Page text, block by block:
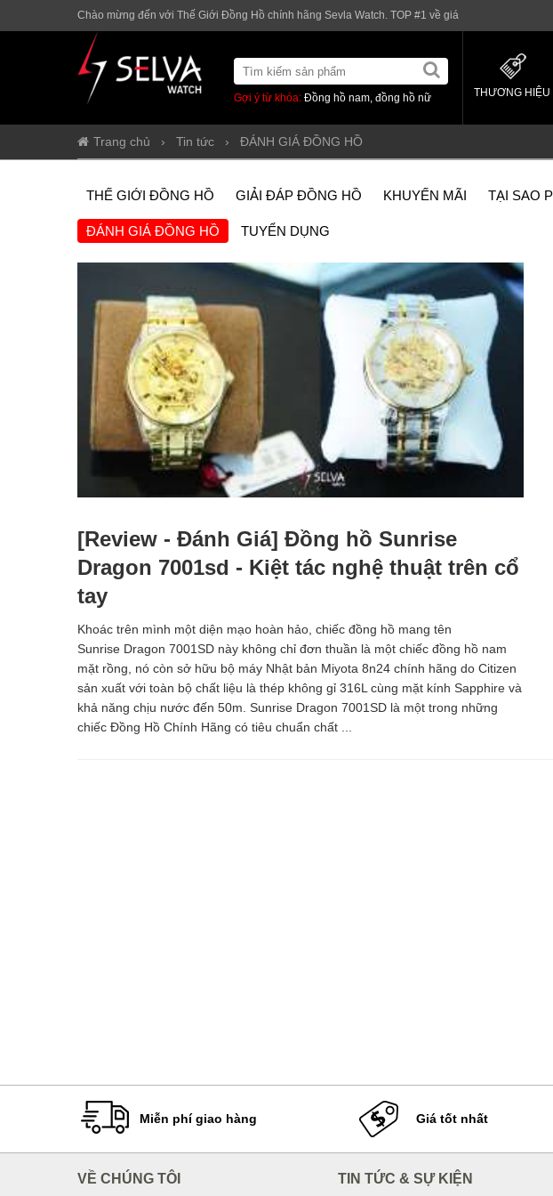
Chào mừng đến với Thế Giới Đồng Hồ chính hãng Sevla Watch. TOP #1 về giá
Gợi ý từ khóa: Đồng hồ nam, đồng hồ nữ THƯƠNG HIỆU
Trang chủ › Tin tức › ĐÁNH GIÁ ĐỒNG HỒ
THẾ GIỚI ĐỒNG HỒ GIẢI ĐÁP ĐỒNG HỒ KHUYẾN MÃI TẠI SAO
ĐÁNH GIÁ ĐỒNG HỒ TUYỂN DỤNG
[Review - Đánh Giá] Đồng hồ Sunrise
Dragon 7001sd - Kiệt tác nghệ thuật trên cổ
tay
Khoác trên mình một diện mạo hoàn hảo, chiếc đồng hồ mang tên
Sunrise Dragon 7001SD này không chỉ đơn thuần là một chiếc đồng hồ nam
mặt rồng, nó còn sở hữu bộ máy Nhật bản Miyota 8n24 chính hãng do Citizen
sản xuất với toàn bộ chất liệu là thép không gỉ 316L cùng mặt kính Sapphire và
khả năng chịu nước đến 50m. Sunrise Dragon 7001SD là một trong những
chiếc Đồng Hồ Chính Hãng có tiêu chuẩn chất ...
Miễn phí giao hàng Giá tốt nhất
VỀ CHÚNG TÔI TIN TỨC & SỰ KIỆN